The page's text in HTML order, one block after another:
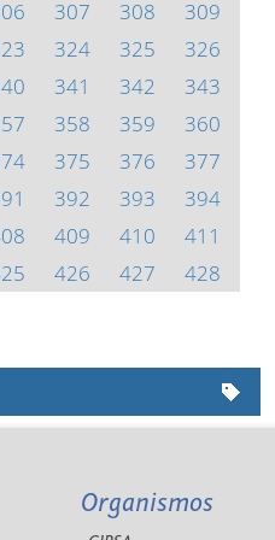
307 308
309
324 325
326
341 342
343
358 359
360
375 376
377
392 393
394
409 410
411
426 427
428
Organismos